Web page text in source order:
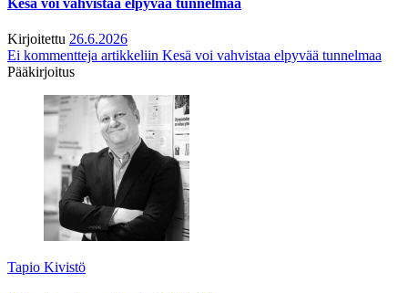
Kirjoitettu 26.6.2026
Ei kommentteja artikkeliin Kesä voi vahvistaa elpyvää tunnelmaa
Pääkirjoitus
Tapio Kivistö